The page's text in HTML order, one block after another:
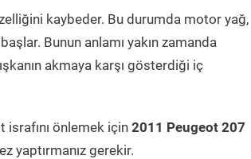
kaybeder. Bu durumda motor yağ,
Bunun anlamı yakın zamanda
akmaya karşı gösterdiği iç
israfını önlemek için 2011 Peugeot 207
yaptırmanız gerekir.